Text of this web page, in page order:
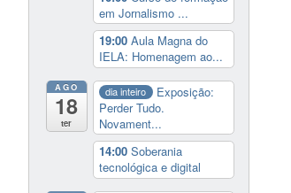
em Jornalismo ...
19:00 Aula Magna do
IELA: Homenagem ao...
AGO
18
ter
dia inteiro
Exposição:
Perder Tudo.
Novament...
14:00 Soberania
tecnológica e digital